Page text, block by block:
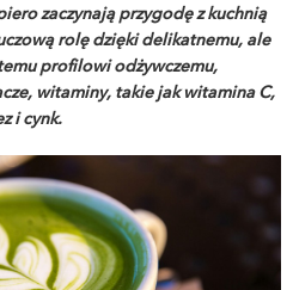
zaczynają przygodę z kuchnią
rolę dzięki delikatnemu, ale
profilowi odżywczemu,
witaminy, takie jak witamina C,
i cynk.